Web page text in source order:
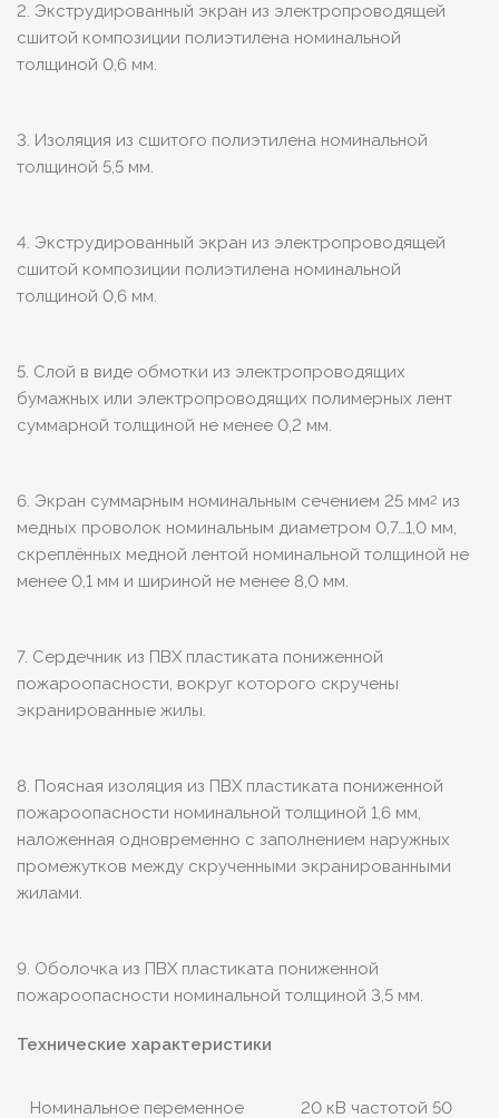
2. Экструдированный экран из электропроводящей
сшитой композиции полиэтилена номинальной
толщиной 0,6 мм.
3. Изоляция из сшитого полиэтилена номинальной
толщиной 5,5 мм.
4. Экструдированный экран из электропроводящей
сшитой композиции полиэтилена номинальной
толщиной 0,6 мм.
5. Слой в виде обмотки из электропроводящих
бумажных или электропроводящих полимерных лент
суммарной толщиной не менее 0,2 мм.
6. Экран суммарным номинальным сечением 25 мм2 из
медных проволок номинальным диаметром 0,7…1,0 мм,
скреплённых медной лентой номинальной толщиной не
менее 0,1 мм и шириной не менее 8,0 мм.
7. Сердечник из ПВХ пластиката пониженной
пожароопасности, вокруг которого скручены
экранированные жилы.
8. Поясная изоляция из ПВХ пластиката пониженной
пожароопасности номинальной толщиной 1,6 мм,
наложенная одновременно с заполнением наружных
промежутков между скрученными экранированными
жилами.
9. Оболочка из ПВХ пластиката пониженной
пожароопасности номинальной толщиной 3,5 мм.
Технические характеристики
Номинальное переменное 20 кВ частотой 50